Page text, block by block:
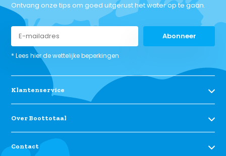
Ontvang onze tips om goed uitgerust het water op te gaan.
Abonneer
* Lees hier de wettelijke beperkingen
Klantenservice
Over Boottotaal
Contact